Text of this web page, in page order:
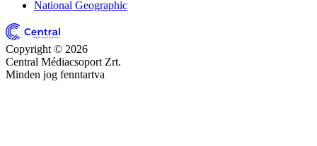
National Geographic
Copyright © 2026
Central Médiacsoport Zrt.
Minden jog fenntartva